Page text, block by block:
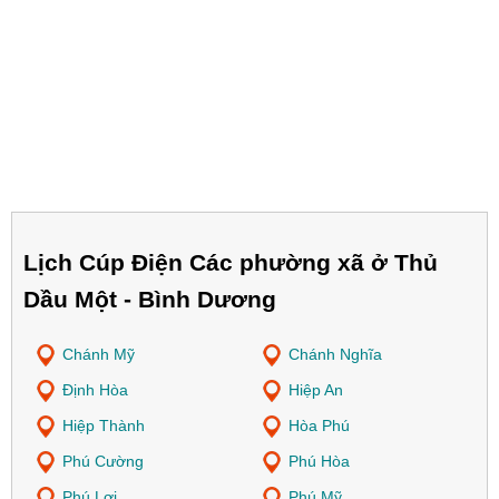
Lịch Cúp Điện Các phường xã ở Thủ
Dầu Một - Bình Dương
Chánh Mỹ
Chánh Nghĩa
Định Hòa
Hiệp An
Hiệp Thành
Hòa Phú
Phú Cường
Phú Hòa